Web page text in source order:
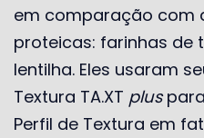
em comparação com
proteicas: farinhas de
lentilha. Eles usaram
Textura TA.XT plus
Perfil de Textura em